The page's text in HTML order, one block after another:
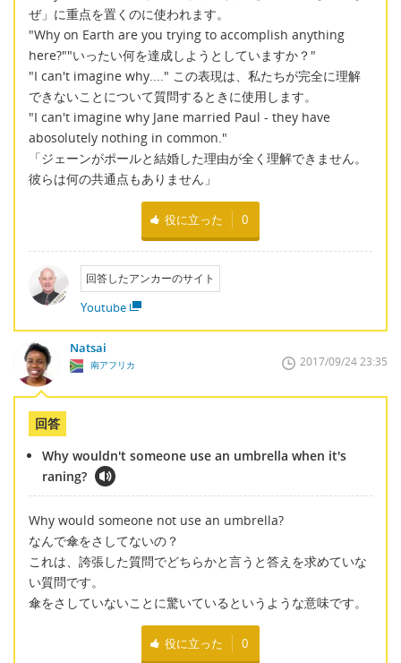
ぜ」に重点を置くのに使われます。
"Why on Earth are you trying to accomplish anything
here?""いったい何を達成しようとしていますか？"
"I can't imagine why...." この表現は、私たちが完全に理解
できないことについて質問するときに使用します。
"I can't imagine why Jane married Paul - they have
abosolutely nothing in common."
「ジェーンがポールと結婚した理由が全く理解できません。
彼らは何の共通点もありません」
役に立った 0
回答したアンカーのサイト
Youtube
Natsai
南アフリカ 2017/09/24 23:35
回答
Why wouldn't someone use an umbrella when it's
raning?
Why would someone not use an umbrella?
なんで傘をさしてないの？
これは、誇張した質問でどちらかと言うと答えを求めていな
い質問です。
傘をさしていないことに驚いているというような意味です。
役に立った 0